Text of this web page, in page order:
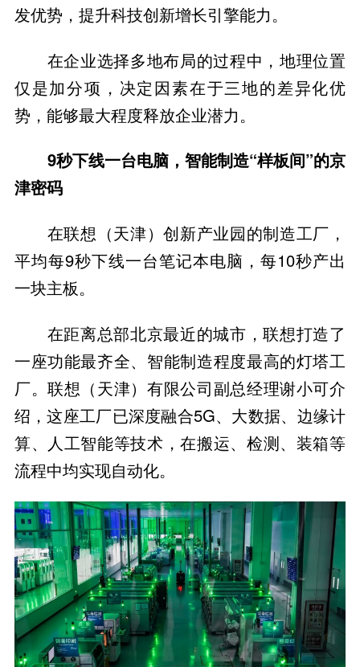
发优势，提升科技创新增长引擎能力。
在企业选择多地布局的过程中，地理位置
仅是加分项，决定因素在于三地的差异化优
势，能够最大程度释放企业潜力。
9秒下线一台电脑，智能制造“样板间”的京
津密码
在联想（天津）创新产业园的制造工厂，
平均每9秒下线一台笔记本电脑，每10秒产出
一块主板。
在距离总部北京最近的城市，联想打造了
一座功能最齐全、智能制造程度最高的灯塔工
厂。联想（天津）有限公司副总经理谢小可介
绍，这座工厂已深度融合5G、大数据、边缘计
算、人工智能等技术，在搬运、检测、装箱等
流程中均实现自动化。